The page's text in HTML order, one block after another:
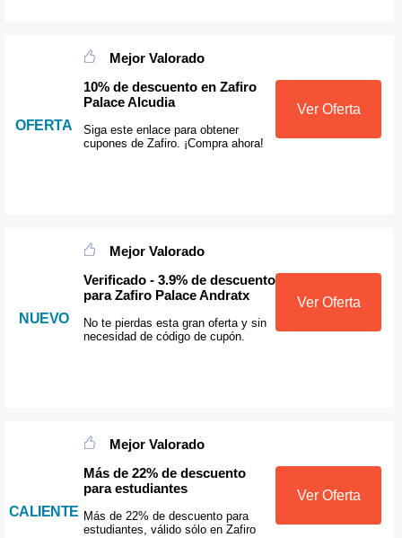
OFERTA
Mejor Valorado
10% de descuento en Zafiro
Palace Alcudia
Siga este enlace para obtener
cupones de Zafiro. ¡Compra ahora!
Ver Oferta
NUEVO
Mejor Valorado
Verificado - 3.9% de descuento
para Zafiro Palace Andratx
No te pierdas esta gran oferta y sin
necesidad de código de cupón.
Ver Oferta
CALIENTE
Mejor Valorado
Más de 22% de descuento
para estudiantes
Más de 22% de descuento para
estudiantes, válido sólo en Zafiro
Ver Oferta